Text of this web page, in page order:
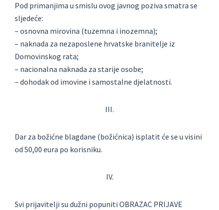
Pod primanjima u smislu ovog javnog poziva smatra se
sljedeće:
– osnovna mirovina (tuzemna i inozemna);
– naknada za nezaposlene hrvatske branitelje iz
Domovinskog rata;
– nacionalna naknada za starije osobe;
– dohodak od imovine i samostalne djelatnosti.
III.
Dar za božićne blagdane (božićnica) isplatit će se u visini
od 50,00 eura po korisniku.
IV.
Svi prijavitelji su dužni popuniti OBRAZAC PRIJAVE